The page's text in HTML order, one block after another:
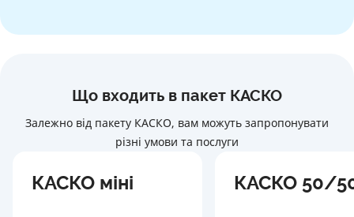
Що входить в пакет КАСКО
Залежно від пакету КАСКО, вам можуть запропонувати
різні умови та послуги
КАСКО міні КАСКО 50/